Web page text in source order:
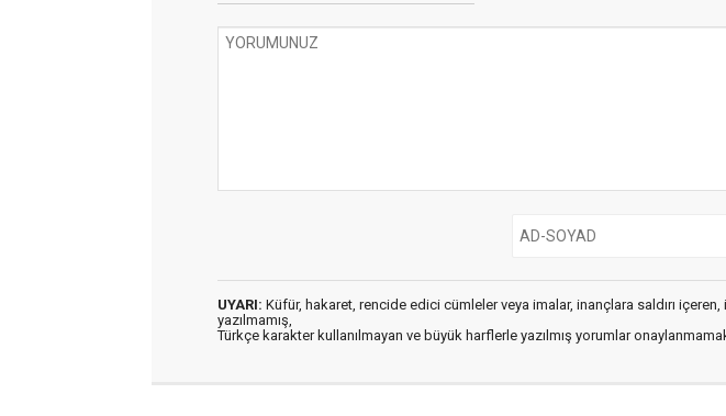
UYARI: Küfür, hakaret, rencide edici cümleler veya imalar, inançlara saldırı içeren,
yazılmamış,
Türkçe karakter kullanılmayan ve büyük harflerle yazılmış yorumlar